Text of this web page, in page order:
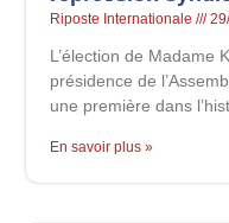
Riposte Internationale
L’élection de Madame
présidence de
une première dans
En savoir plus »